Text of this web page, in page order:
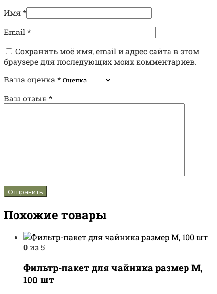
Имя*
Email *
Сохранить моё имя, email и адрес сайта в этом
браузере для последующих моих комментариев.
Ваша оценка *
Ваш отзыв*
Похожие товары
0из 5
Фильтр-пакет для чайника размер M,
100 шт